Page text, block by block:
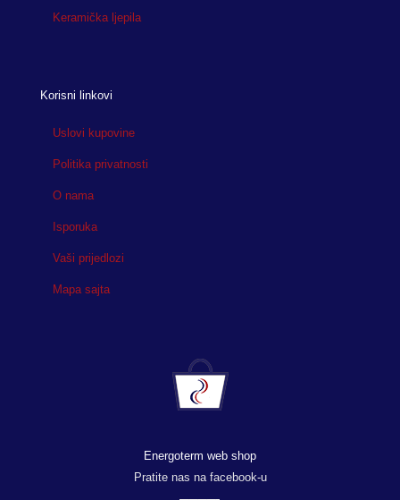
Keramička ljepila
Korisni linkovi
Uslovi kupovine
Politika privatnosti
O nama
Isporuka
Vaši prijedlozi
Mapa sajta
Energoterm web shop
Pratite nas na facebook-u